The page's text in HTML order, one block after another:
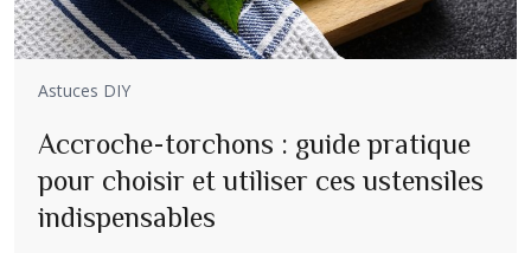
Astuces DIY
Accroche-torchons : guide pratique
pour choisir et utiliser ces ustensiles
indispensables